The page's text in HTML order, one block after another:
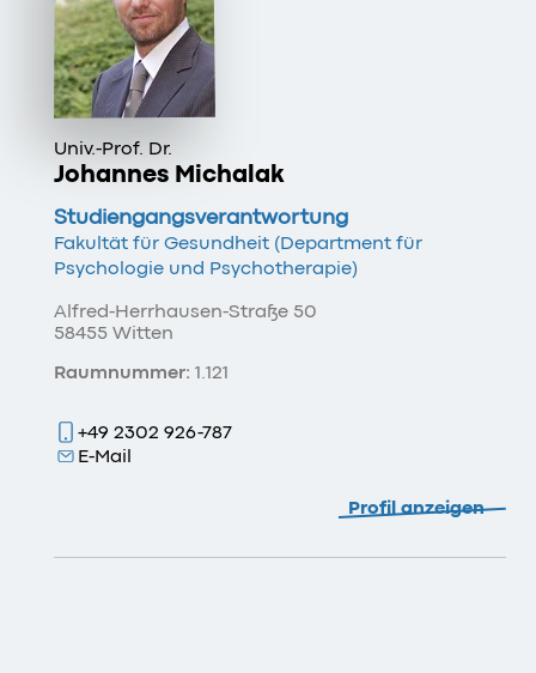
Univ.-Prof. Dr.
Johannes Michalak
Studiengangsverantwortung
Fakultät für Gesundheit (Department für
Psychologie und Psychotherapie)
+49 2302 926-787
E-Mail
Alfred-Herrhausen-Straße 50
58455 Witten
Raumnummer: 1.121
Profil anzeigen